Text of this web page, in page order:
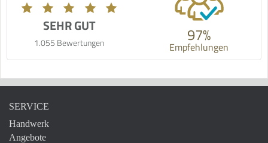
SEHR GUT
1.055 Bewertungen 97%
Empfehlungen
SERVICE
Handwerk
Angebote